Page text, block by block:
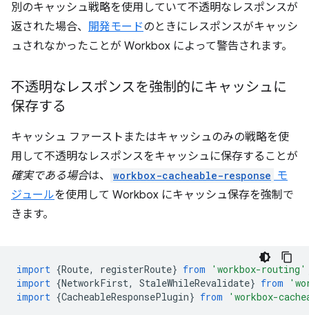
別のキャッシュ戦略を使用していて不透明なレスポンスが
返された場合、 開発モードのときにレスポンスがキャッシ
ュされなかったことが Workbox によって警告されます。
不透明なレスポンスを強制的にキャッシュに
保存する
キャッシュ ファーストまたはキャッシュのみの戦略を使
用して不透明なレスポンスをキャッシュに保存することが
確実である場合は、 workbox-cacheable-response モ
ジュールを使用して Workbox にキャッシュ保存を強制で
きます。
import {Route, registerRoute} from 'workbox-routing'
import {NetworkFirst, StaleWhileRevalidate} from
import {CacheableResponsePlugin} from 'workbox-